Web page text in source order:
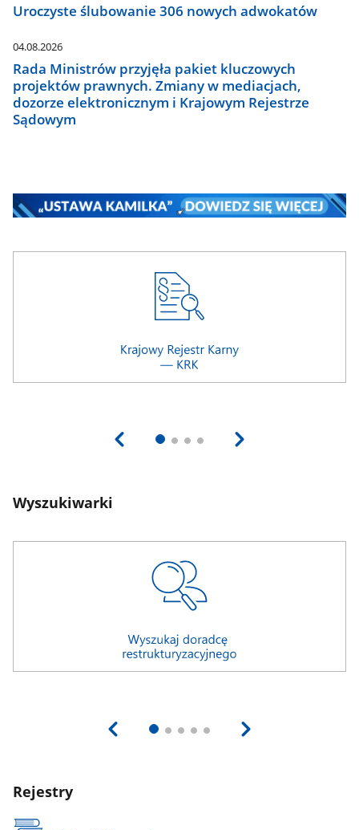
Uroczyste ślubowanie 306 nowych adwokatów
04.08.2026
Rada Ministrów przyjęła pakiet kluczowych
projektów prawnych. Zmiany w mediacjach,
dozorze elektronicznym i Krajowym Rejestrze
Sądowym
Wyszukiwarki
Rejestry